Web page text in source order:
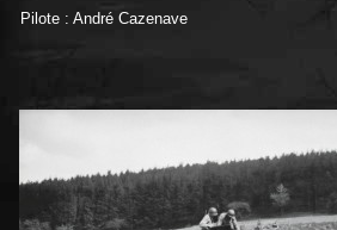
Pilote : André Cazenave